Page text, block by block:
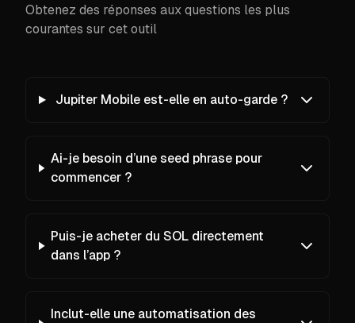
Obtenez des réponses aux questions les plus
courantes sur cet outil
Jupiter Mobile est-elle en auto-garde ?
Ai-je besoin d’une seed phrase pour
commencer ?
Puis-je acheter du SOL directement
dans l’app ?
Inclut-elle une automatisation des